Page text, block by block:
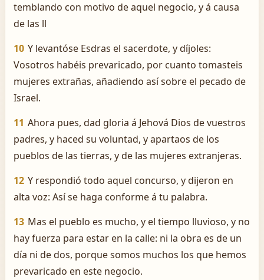
temblando con motivo de aquel negocio, y á causa
de las ll
10 Y levantóse Esdras el sacerdote, y díjoles:
Vosotros habéis prevaricado, por cuanto tomasteis
mujeres extrañas, añadiendo así sobre el pecado de
Israel.
11 Ahora pues, dad gloria á Jehová Dios de vuestros
padres, y haced su voluntad, y apartaos de los
pueblos de las tierras, y de las mujeres extranjeras.
12 Y respondió todo aquel concurso, y dijeron en
alta voz: Así se haga conforme á tu palabra.
13 Mas el pueblo es mucho, y el tiempo lluvioso, y no
hay fuerza para estar en la calle: ni la obra es de un
día ni de dos, porque somos muchos los que hemos
prevaricado en este negocio.